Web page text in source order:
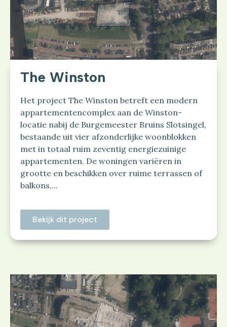
The Winston
Het project The Winston betreft een modern
appartementencomplex aan de Winston-
locatie nabij de Burgemeester Bruins Slotsingel,
bestaande uit vier afzonderlijke woonblokken
met in totaal ruim zeventig energiezuinige
appartementen. De woningen variëren in
grootte en beschikken over ruime terrassen of
balkons,...
Bekijk dit project